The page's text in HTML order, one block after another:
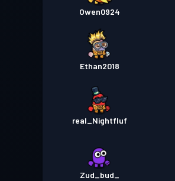
Owen0924
Ethan2018
real_Nightfluf
Zud_bud_